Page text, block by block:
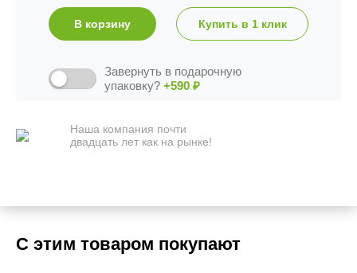
В корзину Купить в 1 клик
Завернуть в подарочную
упаковку? +590 ₽
Наша компания почти
двадцать лет как на рынке!
С этим товаром покупают